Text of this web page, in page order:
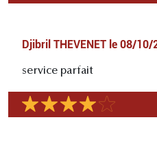
Djibril THEVENET le 08/10/
service parfait